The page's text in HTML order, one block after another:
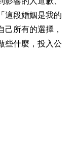
這段婚姻是我的
所有的選擇，
些什麼，投入公